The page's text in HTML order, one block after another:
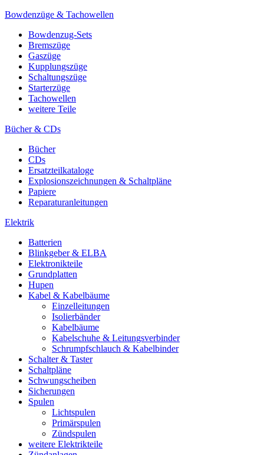
Bowdenzüge & Tachowellen
Bowdenzug-Sets
Bremszüge
Gaszüge
Kupplungszüge
Schaltungszüge
Starterzüge
Tachowellen
weitere Teile
Bücher & CDs
Bücher
CDs
Ersatzteilkataloge
Explosionszeichnungen & Schaltpläne
Papiere
Reparaturanleitungen
Elektrik
Batterien
Blinkgeber & ELBA
Elektronikteile
Grundplatten
Hupen
Kabel & Kabelbäume
Einzelleitungen
Isolierbänder
Kabelbäume
Kabelschuhe & Leitungsverbinder
Schrumpfschlauch & Kabelbinder
Schalter & Taster
Schaltpläne
Schwungscheiben
Sicherungen
Spulen
Lichtspulen
Primärspulen
Zündspulen
weitere Elektrikteile